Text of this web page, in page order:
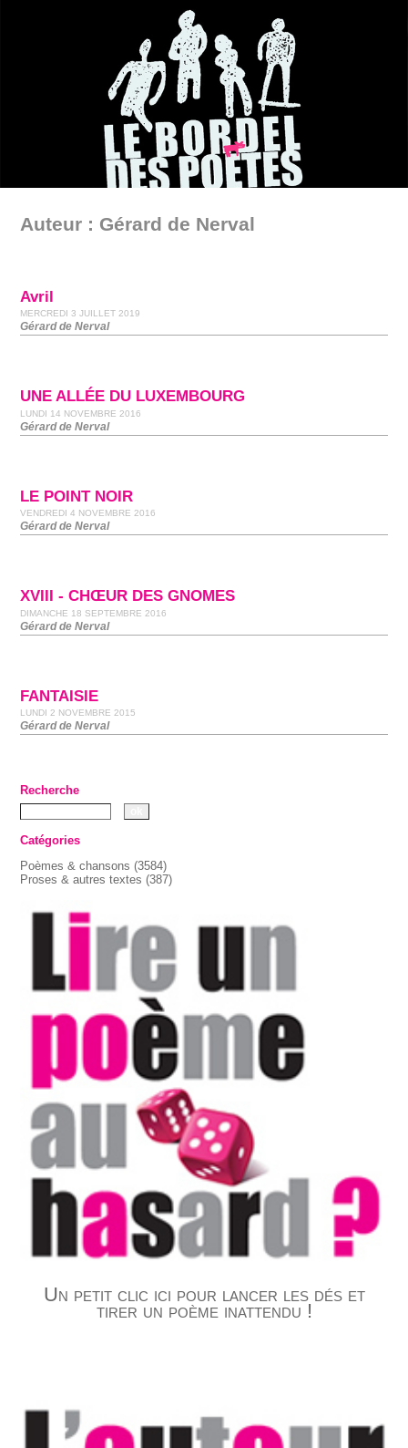
Auteur : Gérard de Nerval
Avril
MERCREDI 3 JUILLET 2019
Gérard de Nerval
UNE ALLÉE DU LUXEMBOURG
LUNDI 14 NOVEMBRE 2016
Gérard de Nerval
LE POINT NOIR
VENDREDI 4 NOVEMBRE 2016
Gérard de Nerval
XVIII - CHŒUR DES GNOMES
DIMANCHE 18 SEPTEMBRE 2016
Gérard de Nerval
FANTAISIE
LUNDI 2 NOVEMBRE 2015
Gérard de Nerval
Recherche
Catégories
Poèmes & chansons (3584)
Proses & autres textes (387)
Un petit clic ici pour lancer les dés et
tirer un poème inattendu !